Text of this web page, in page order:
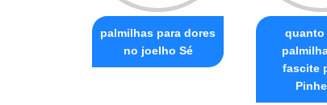
palmilhas para dores
no joelho Sé
quanto
fascite